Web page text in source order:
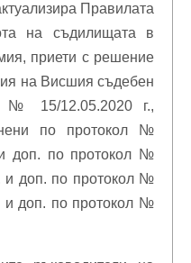
Правилата
на съдилищата в
приети с решение
на Висшия съдебен
№ 15/12.05.2020 г.,
по протокол №
доп. по протокол №
и доп. по протокол №
и доп. по протокол №